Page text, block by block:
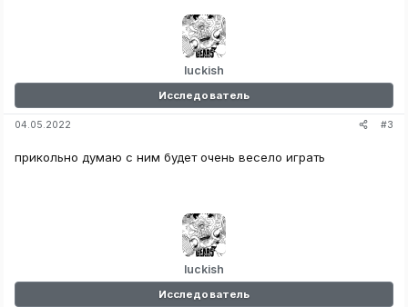
luckish
Исследователь
04.05.2022 #3
прикольно думаю с ним будет очень весело играть
luckish
Исследователь